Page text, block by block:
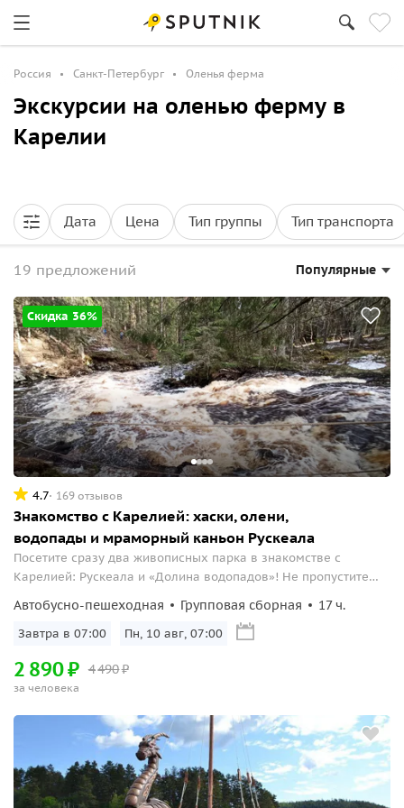
Россия Санкт-Петербург Оленья ферма
Экскурсии на оленью ферму в
Карелии
Дата Цена Тип группы Тип транспорта
19 предложений Популярные
Скидка 36%
4.7 169 отзывов
Знакомство с Карелией: хаски, олени,
водопады и мраморный каньон Рускеала
Посетите сразу два живописных парка в знакомстве с
Карелией: Рускеала и «Долина водопадов»! Не пропустите
Автобусно-пешеходная Групповая сборная 17 ч.
Завтра в 07:00 Пн, 10 авг, 07:00
4490₽
2 890₽
за человека